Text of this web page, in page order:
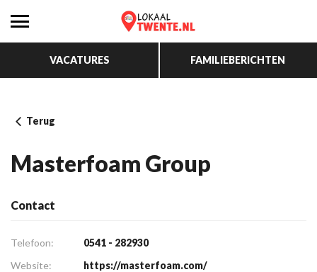
VACATURES FAMILIEBERICHTEN
Terug
Masterfoam Group
Contact
Telefoon:
0541 - 282930
Website:
https://masterfoam.com/